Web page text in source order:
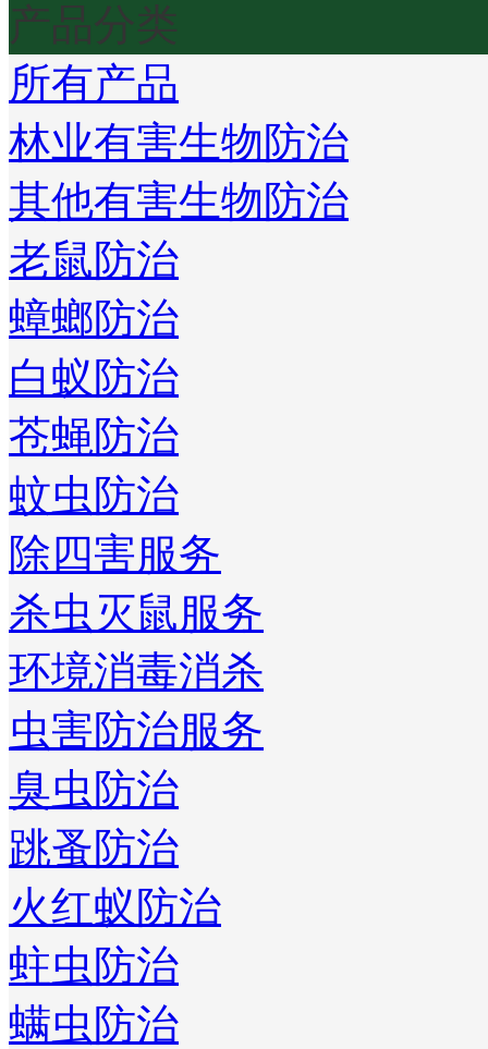
产品分类
所有产品
林业有害生物防治
其他有害生物防治
老鼠防治
蟑螂防治
白蚁防治
苍蝇防治
蚊虫防治
除四害服务
杀虫灭鼠服务
环境消毒消杀
虫害防治服务
臭虫防治
跳蚤防治
火红蚁防治
蛀虫防治
螨虫防治